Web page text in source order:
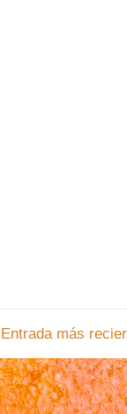
Entrada más